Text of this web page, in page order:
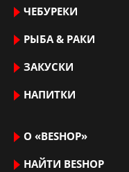
ЧЕБУРЕКИ
РЫБА & РАКИ
ЗАКУСКИ
НАПИТКИ
О «BESHOP»
НАЙТИ ВЕSHOP